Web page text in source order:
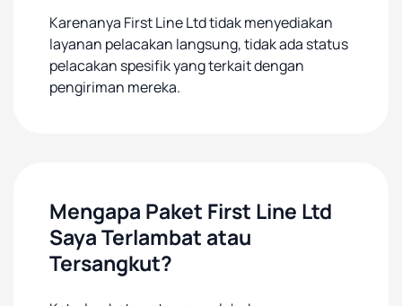
Karenanya First Line Ltd tidak menyediakan
layanan pelacakan langsung, tidak ada status
pelacakan spesifik yang terkait dengan
pengiriman mereka.
Mengapa Paket First Line Ltd
Saya Terlambat atau
Tersangkut?